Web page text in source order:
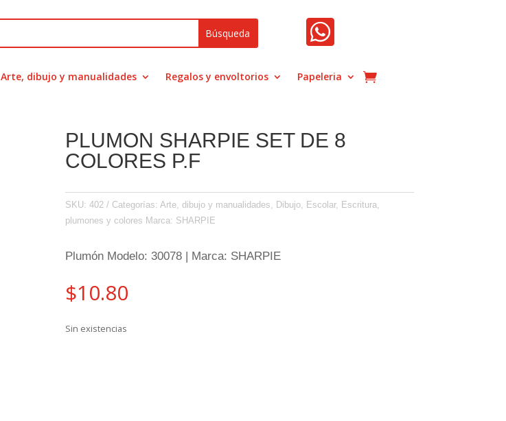

Arte, dibujo y manualidades Regalos y envoltorios Papeleria
PLUMON SHARPIE SET DE 8
COLORES P.F
SKU: 402 Categorías: Arte, dibujo y manualidades Dibujo, Escolar, Escritura,
plumones y colores Marca: SHARPIE
Plumón Modelo: 30078 | Marca: SHARPIE
$10.80
Sin existencias